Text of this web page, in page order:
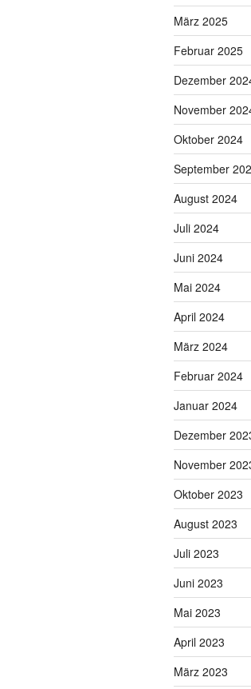
März 2025
Februar 2025
Dezember
November
Oktober 2024
September
August 2024
Juli 2024
Juni 2024
Mai 2024
April 2024
März 2024
Februar 2024
Januar 2024
Dezember
November
Oktober 2023
August 2023
Juli 2023
Juni 2023
Mai 2023
April 2023
März 2023